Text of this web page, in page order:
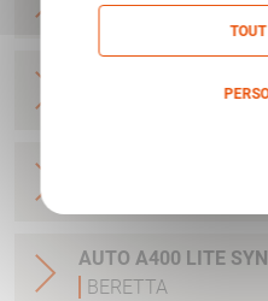
OCHP BERETTA
AUTO A400 LITE
BERETTA